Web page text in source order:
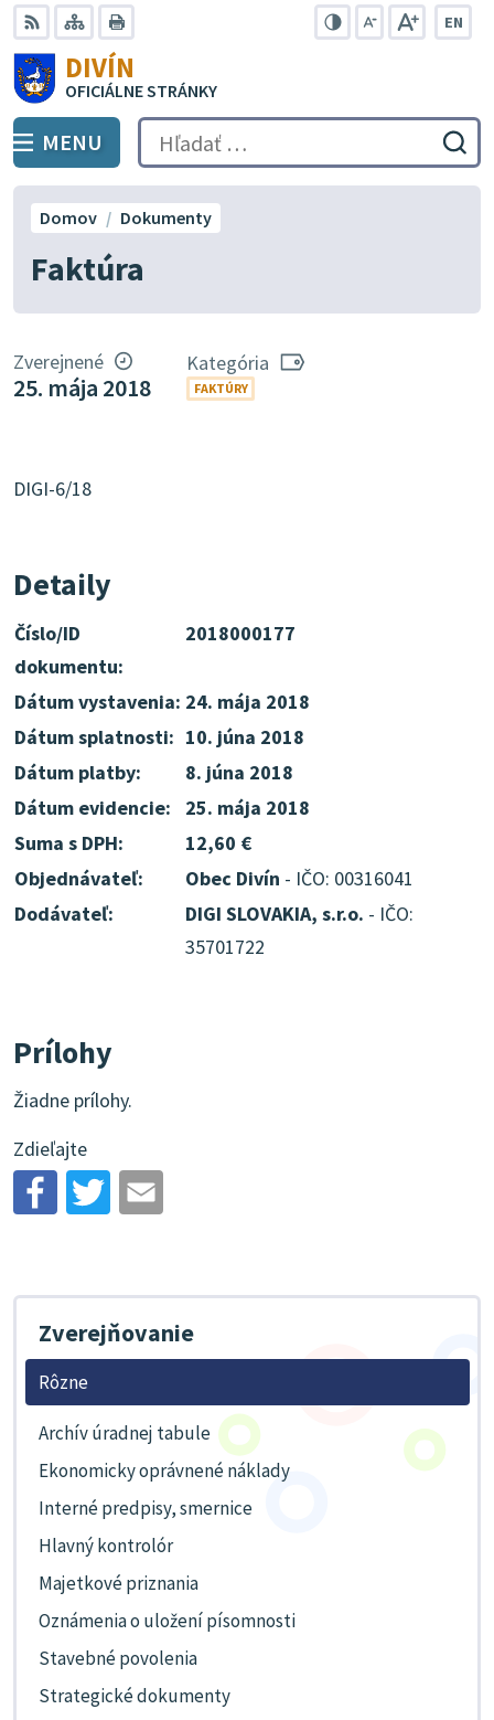
Preskočiť
na
obsah
RSS Mapa
EN
DIVÍN
OFICIÁLNE STRÁNKY
PREPNÚŤ
MENU Hľadať:
Faktúra
Domov Dokumenty
Zverejnené
25. mája 2018
Kategória
FAKTÚRY
DIGI-6/18
Detaily
Číslo/ID
dokumentu:
2018000177
Dátum vystavenia: 24. mája 2018
Dátum splatnosti: 10. júna 2018
Dátum platby:
8. júna 2018
Dátum evidencie:
25. mája 2018
Suma s DPH:
12,60 €
Objednávateľ:
Obec Divín - IČO: 00316041
Dodávateľ:
DIGI SLOVAKIA, s.r.o. - IČO:
35701722
Prílohy
Žiadne prílohy.
Zdieľajte
Zverejňovanie
Rôzne
Archív úradnej tabule
Ekonomicky oprávnené náklady
Interné predpisy, smernice
Hlavný kontrolór
Majetkové priznania
Oznámenia o uložení písomnosti
Stavebné povolenia
Strategické dokumenty